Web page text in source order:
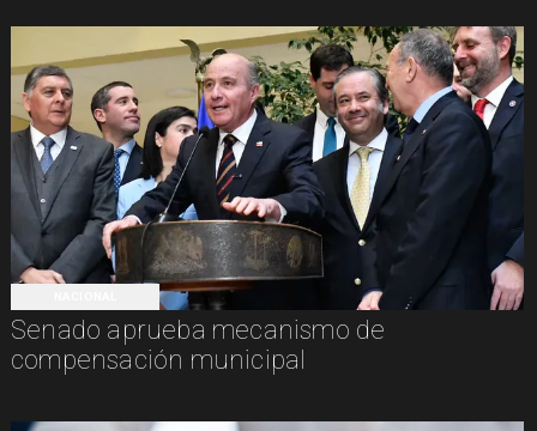
Senado aprueba mecanismo de
compensación municipal